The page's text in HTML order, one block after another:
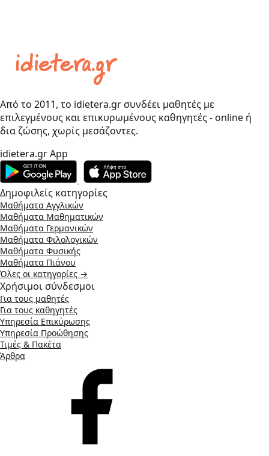
Από το 2011, το idietera.gr συνδέει μαθητές με
επιλεγμένους και επικυρωμένους καθηγητές - online ή
δια ζώσης, χωρίς μεσάζοντες.
idietera.gr App
Δημοφιλείς κατηγορίες
Μαθήματα Αγγλικών
Μαθήματα Μαθηματικών
Μαθήματα Γερμανικών
Μαθήματα Φιλολογικών
Μαθήματα Φυσικής
Μαθήματα Πιάνου
Όλες οι κατηγορίες →
Χρήσιμοι σύνδεσμοι
Για τους μαθητές
Για τους καθηγητές
Υπηρεσία Επικύρωσης
Υπηρεσία Προώθησης
Τιμές & Πακέτα
Άρθρα